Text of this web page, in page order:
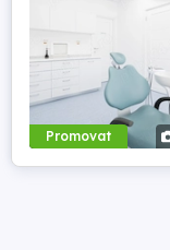
Promovat